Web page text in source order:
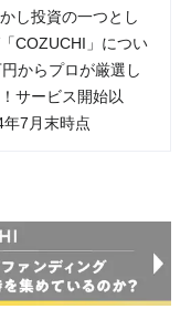
し投資の一つとし
COZUCHI」につい
からプロが厳選し
サービス開始以
7月末時点